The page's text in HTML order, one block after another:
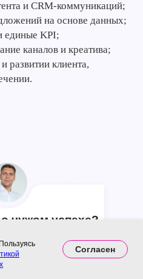
и CRM-коммуникаций;
на основе данных;
единые KPI;
каналов и креатива;
развитии клиента,
своего
чужом успехе?
Согласен